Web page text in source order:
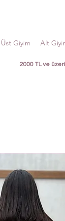
Üst Giyim Alt
2000 TL ve